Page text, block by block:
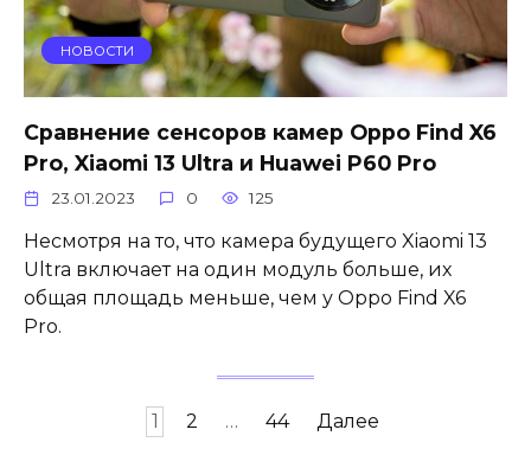
НОВОСТИ
Сравнение сенсоров камер Oppo Find X6
Pro, Xiaomi 13 Ultra и Huawei P60 Pro
23.01.2023 0 125
Несмотря на то, что камера будущего Xiaomi 13
Ultra включает на один модуль больше, их
общая площадь меньше, чем у Oppo Find X6
Pro.
1 2 … 44 Далее